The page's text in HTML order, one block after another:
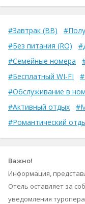
#Завтрак (BB)
#Без питания (RO)
#Семейные номера
#Бесплатный WI-FI
#Обслуживание в
#Активный отдых
#Романтический
Важно!
Информация,
Отель оставляет за
уведомления